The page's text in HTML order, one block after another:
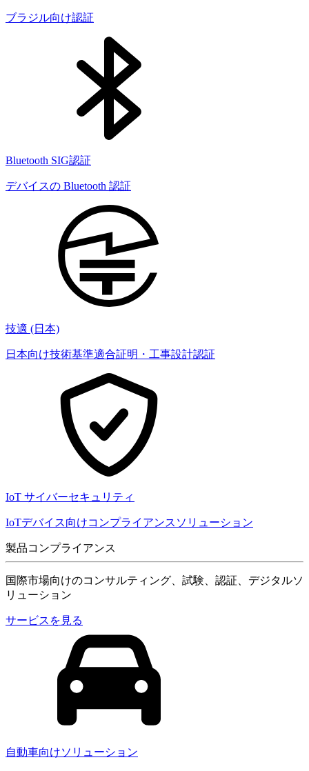
ブラジル向け認証
Bluetooth SIG認証
デバイスの Bluetooth 認証
技適 (日本)
日本向け技術基準適合証明・工事設計認証
IoT サイバーセキュリティ
IoTデバイス向けコンプライアンスソリューション
製品コンプライアンス
国際市場向けのコンサルティング、試験、認証、デジタルソ
リューション
サービスを見る
自動車向けソリューション